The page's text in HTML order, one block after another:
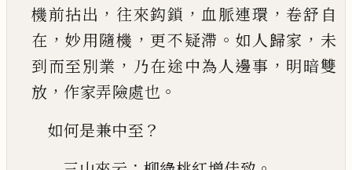
機前拈出 ， 往來鈎鎖 ，血脈連環 ， 卷舒自
在 ，妙用隨機 ， 更不疑滯 。 如人歸家 ， 未
到而至別業 ， 乃在途中為人邊事 ， 明暗雙
放 ， 作家弄險處也 。
如何是兼中至 ？